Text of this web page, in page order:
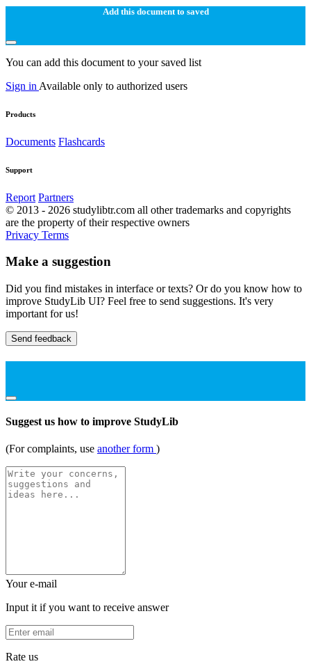
Add this document to saved
You can add this document to your saved list
Sign in Available only to authorized users
Products
Documents Flashcards
Support
Report Partners
© 2013 - 2026 studylibtr.com all other trademarks and copyrights
are the property of their respective owners
Privacy Terms
Make a suggestion
Did you find mistakes in interface or texts? Or do you know how to
improve StudyLib UI? Feel free to send suggestions. It's very
important for us!
Send feedback
Suggest us how to improve StudyLib
(For complaints, use another form )
Your e-mail
Input it if you want to receive answer
Rate us